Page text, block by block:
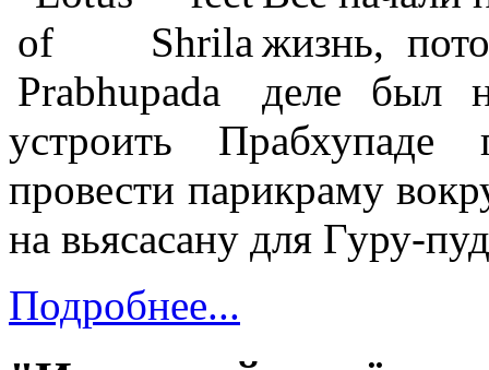
жизнь,
деле был
устроить Прабхупаде
провести парикраму
на вьясасану для Гуру-
Подробнее...